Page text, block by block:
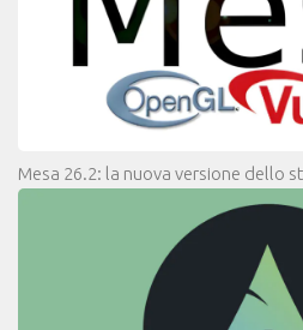
Mesa 26.2: la nuova versione dello